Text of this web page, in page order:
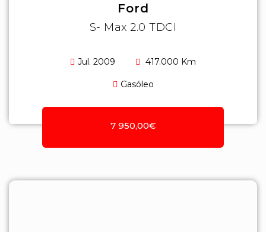
Ford
S- Max 2.0 TDCI
Jul. 2009 417.000 Km
Gasóleo
7 950,00€